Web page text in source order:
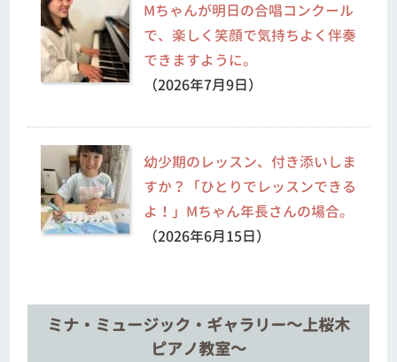
Mちゃんが明日の合唱コンクール
で、楽しく笑顔で気持ちよく伴奏
できますように。
（2026年7月9日）
幼少期のレッスン、付き添いしま
すか？「ひとりでレッスンできる
よ！」Mちゃん年長さんの場合。
（2026年6月15日）
ミナ・ミュージック・ギャラリー～上桜木
ピアノ教室～